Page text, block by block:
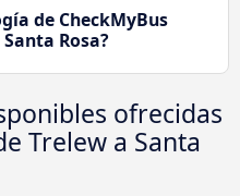
de CheckMyBus
Rosa?
ofrecidas
Trelew a Santa